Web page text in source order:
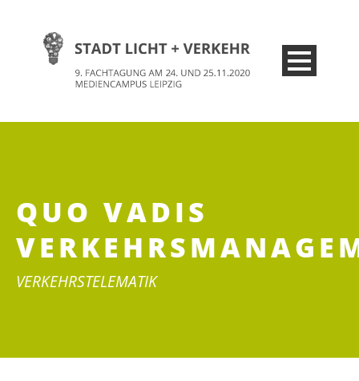
QUO VADIS
VERKEHRSTELEMATIK